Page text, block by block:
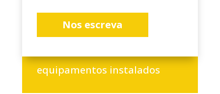
+3.000
equipamentos instalados
Nos escreva